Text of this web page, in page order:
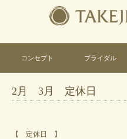
コンセプト ブライダル
2月 3月 定休日
【 定休日 】